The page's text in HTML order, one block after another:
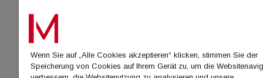
Wenn Sie auf „Alle Cookies akzeptieren“ klicken, stimmen Sie der
Speicherung von Cookies auf Ihrem Gerät zu, um die